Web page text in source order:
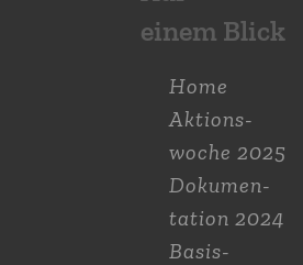
einem Blick
Home
Aktions­
woche 2025
Dokumen­
tation 2024
Basis-